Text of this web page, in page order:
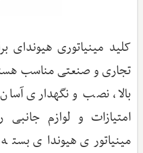
کلید مینیاتوری هیوندای
تجاری و صنعتی مناسب
بالا، نصب و نگهداری
امتیازات و لوازم
مینیاتوری هیوندای